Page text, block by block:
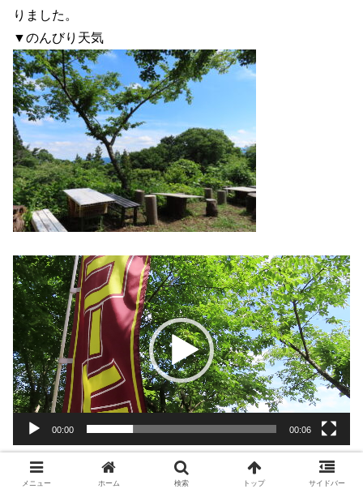
りました。
▼のんびり天気
動
画
プ
レ
ー
ヤ
ー
00:00 00:06
二人掛かりでなんとか食べ終えました。
メニュー ホーム 検索 トップ サイドバー